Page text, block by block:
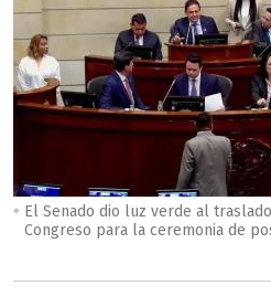
El Senado dio luz verde al
Congreso para la ceremonia de